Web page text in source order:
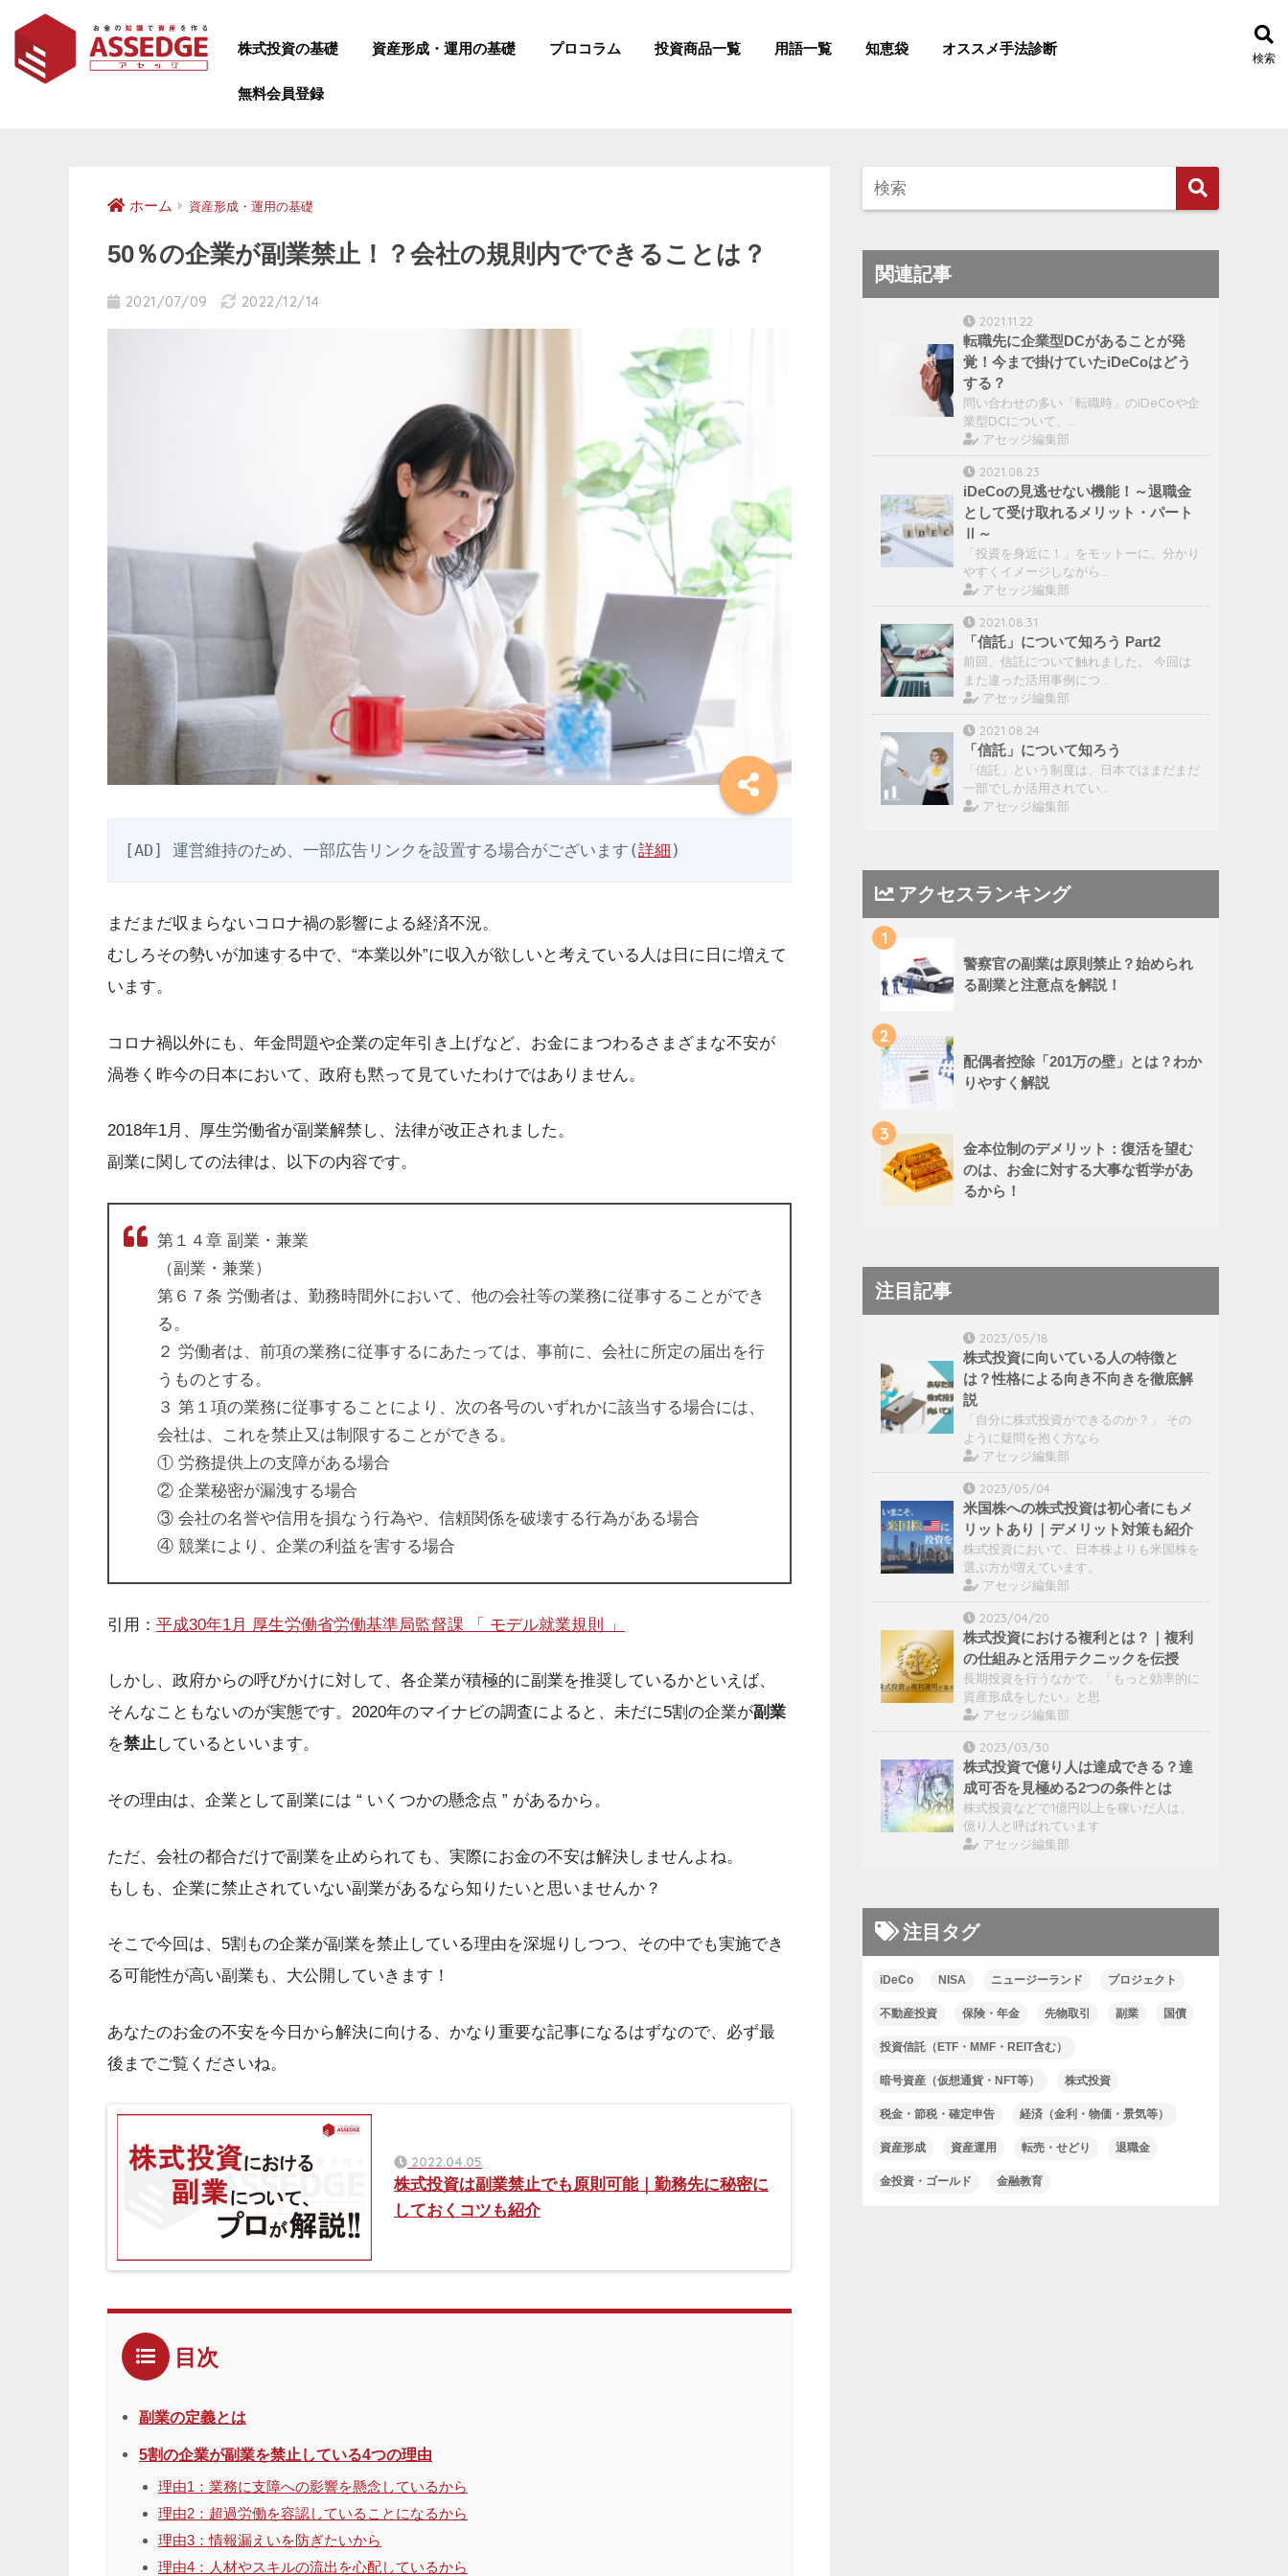
株式投資の基礎 資産形成・運用の基礎 プロコラム 投資商品一覧 用語一覧 知恵袋 オススメ手法診断
無料会員登録
検索
ホーム 資産形成・運用の基礎
50％の企業が副業禁止！？会社の規則内でできることは？
2021/07/09 2022/12/14
[AD] 運営維持のため、一部広告リンクを設置する場合がございます(詳細 )
まだまだ収まらないコロナ禍の影響による経済不況。
むしろその勢いが加速する中で、“本業以外”に収入が欲しいと考えている人は日に日に増えて
います。
コロナ禍以外にも、年金問題や企業の定年引き上げなど、お金にまつわるさまざまな不安が
渦巻く昨今の日本において、政府も黙って見ていたわけではありません。
2018年1月、厚生労働省が副業解禁し、法律が改正されました。
副業に関しての法律は、以下の内容です。
第１４章 副業・兼業
（副業・兼業）
第６７条 労働者は、勤務時間外において、他の会社等の業務に従事することができ
る。
２ 労働者は、前項の業務に従事するにあたっては、事前に、会社に所定の届出を行
うものとする。
３ 第１項の業務に従事することにより、次の各号のいずれかに該当する場合には、
会社は、これを禁止又は制限することができる。
① 労務提供上の支障がある場合
② 企業秘密が漏洩する場合
③ 会社の名誉や信用を損なう行為や、信頼関係を破壊する行為がある場合
④ 競業により、企業の利益を害する場合
引用： 平成30年1月 厚生労働省労働基準局監督課 「 モデル就業規則 」
しかし、政府からの呼びかけに対して、各企業が積極的に副業を推奨しているかといえば、
そんなこともないのが実態です。2020年のマイナビの調査によると、未だに5割の企業が副業
を禁止しているといいます。
その理由は、企業として副業には “ いくつかの懸念点 ” があるから。
ただ、会社の都合だけで副業を止められても、実際にお金の不安は解決しませんよね。
もしも、企業に禁止されていない副業があるなら知りたいと思いませんか？
そこで今回は、5割もの企業が副業を禁止している理由を深堀りしつつ、その中でも実施でき
る可能性が高い副業も、大公開していきます！
あなたのお金の不安を今日から解決に向ける、かなり重要な記事になるはずなので、必ず最
後までご覧くださいね。
2022.04.05
株式投資は副業禁止でも原則可能｜勤務先に秘密に
しておくコツも紹介
目次
副業の定義とは
5割の企業が副業を禁止している4つの理由
理由1：業務に支障への影響を懸念しているから
理由2：超過労働を容認していることになるから
理由3：情報漏えいを防ぎたいから
理由4：人材やスキルの流出を心配しているから
関連記事
2021.11.22
転職先に企業型DCがあることが発
覚！今まで掛けていたiDeCoはどう
する？
問い合わせの多い「転職時」のiDeCoや企
業型DCについて、…
アセッジ編集部
2021.08.23
iDeCoの見逃せない機能！～退職金
として受け取れるメリット・パート
Ⅱ～
「投資を身近に！」をモットーに、分かり
やすくイメージしながら…
アセッジ編集部
2021.08.31
「信託」について知ろう Part2
前回、信託について触れました。 今回は
また違った活用事例につ…
アセッジ編集部
2021.08.24
「信託」について知ろう
「信託」という制度は、日本ではまだまだ
一部でしか活用されてい…
アセッジ編集部
アクセスランキング
1
警察官の副業は原則禁止？始められ
る副業と注意点を解説！
2
配偶者控除「201万の壁」とは？わか
りやすく解説
3
金本位制のデメリット：復活を望む
のは、お金に対する大事な哲学があ
るから！
注目記事
2023/05/18
株式投資に向いている人の特徴と
は？性格による向き不向きを徹底解
説
「自分に株式投資ができるのか？」 その
ように疑問を抱く方なら
アセッジ編集部
2023/05/04
米国株への株式投資は初心者にもメ
リットあり｜デメリット対策も紹介
株式投資において、日本株よりも米国株を
選ぶ方が増えています。
アセッジ編集部
2023/04/20
株式投資における複利とは？｜複利
の仕組みと活用テクニックを伝授
長期投資を行うなかで、「もっと効率的に
資産形成をしたい」と思
アセッジ編集部
2023/03/30
株式投資で億り人は達成できる？達
成可否を見極める2つの条件とは
株式投資などで1億円以上を稼いだ人は、
億り人と呼ばれています
アセッジ編集部
注目タグ
iDeCo NISA ニュージーランド プロジェクト
不動産投資 保険・年金 先物取引 副業 国債
投資信託（ETF・MMF・REIT含む）
暗号資産（仮想通貨・NFT等） 株式投資
税金・節税・確定申告 経済（金利・物価・景気等）
資産形成 資産運用 転売・せどり 退職金
金投資・ゴールド 金融教育